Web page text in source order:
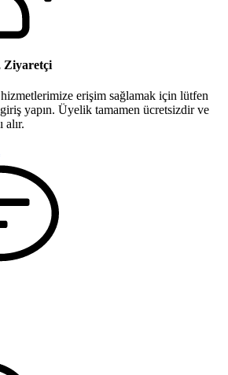
Ziyaretçi
erişim sağlamak için lütfen
yapın. Üyelik tamamen ücretsizdir ve
alır.